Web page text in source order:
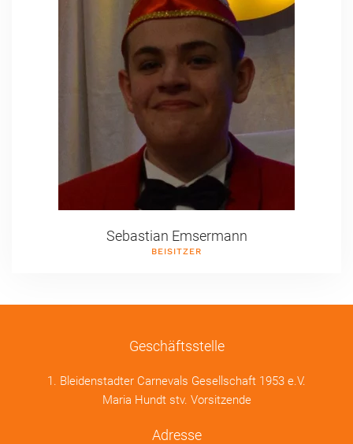
Sebastian Emsermann
BEISITZER
Geschäftsstelle
1. Bleidenstadter Carnevals Gesellschaft 1953 e.V.
Maria Hundt stv. Vorsitzende
Adresse